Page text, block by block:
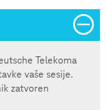
Telekoma
vaše sesije.
zatvoren